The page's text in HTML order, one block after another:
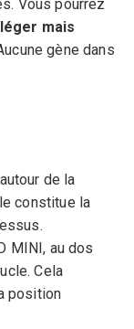
Vous pourrez
mais
gène dans
de la
constitue la
MINI, au dos
Cela
position